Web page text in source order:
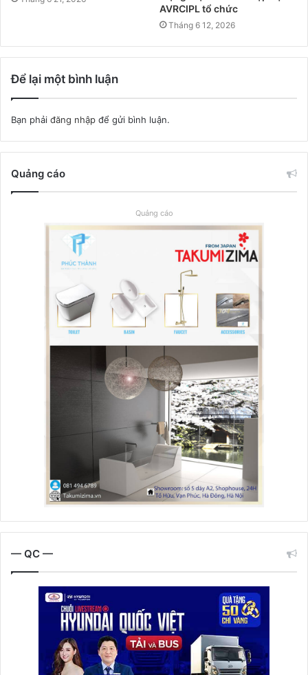
AVRCIPL tổ chức
Tháng 6 12, 2026
Để lại một bình luận
Bạn phải đăng nhập để gửi bình luận.
Quảng cáo
Quảng cáo
— QC —